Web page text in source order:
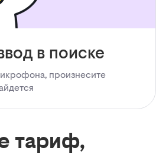
в поиске
произнесите
тариф,